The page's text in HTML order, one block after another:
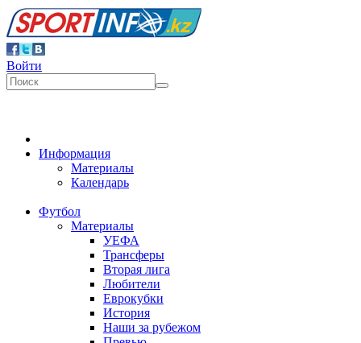
Войти
Информация
Материалы
Календарь
Футбол
Материалы
УЕФА
Трансферы
Вторая лига
Любители
Еврокубки
История
Наши за рубежом